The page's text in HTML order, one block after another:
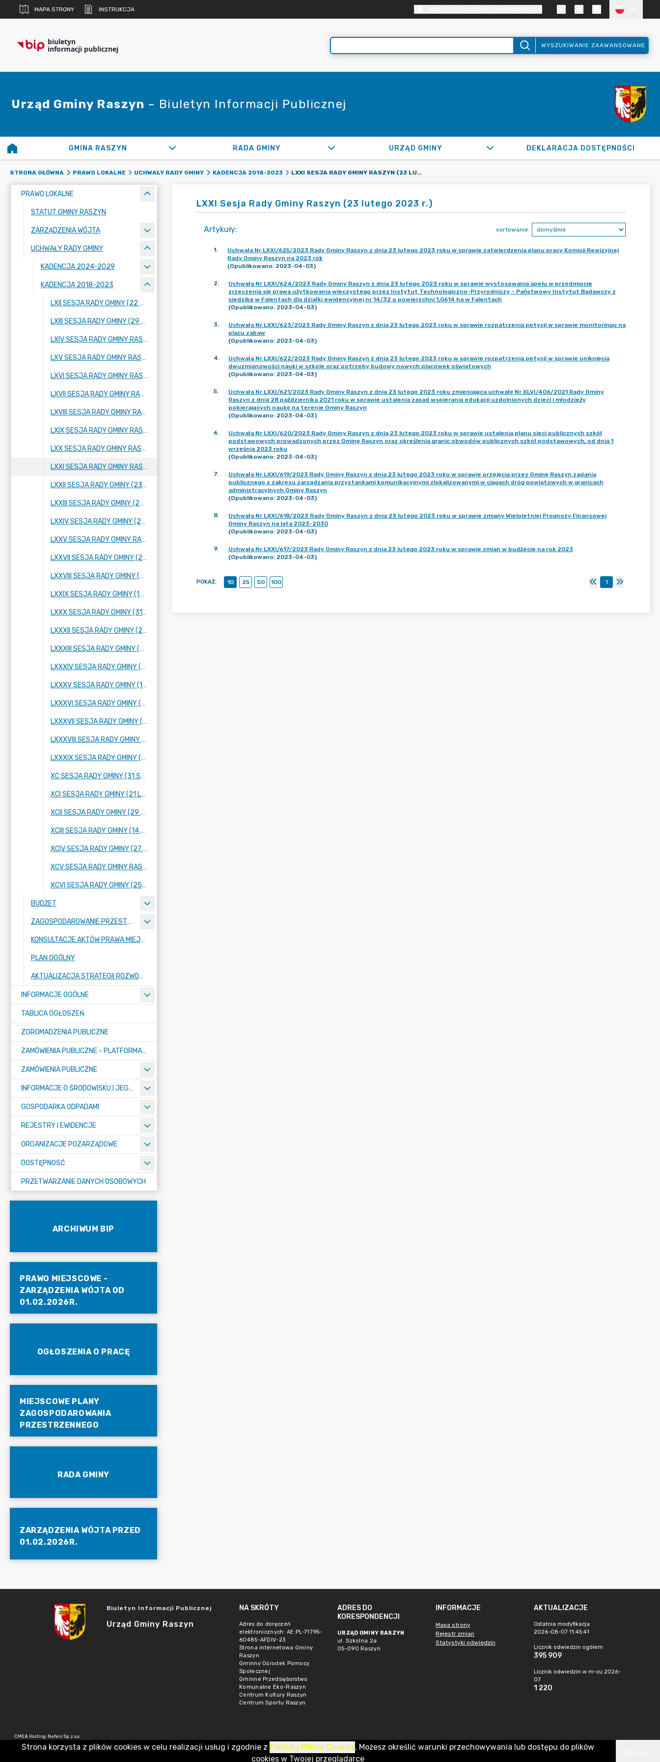
MAPA STRONY INSTRUKCJA
biuletyn
informacji publicznej WYSZUKIWANIE ZAAWANSOWANE
Urząd Gminy Raszyn – Biuletyn Informacji Publicznej
GMINA RASZYN RADA GMINY URZĄD GMINY DEKLARACJA DOSTĘPNOŚCI
STRONA GŁÓWNA PRAWO LOKALNE UCHWAŁY RADY GMINY KADENCJA 2018-2023 LXXI SESJA RADY GMINY RASZYN (23 LUTEGO 2023 R.)
PRAWO LOKALNE
STATUT GMINY RASZYN
ZARZĄDZENIA WÓJTA
UCHWAŁY RADY GMINY
KADENCJA 2024-2029
KADENCJA 2018-2023
LXII SESJA RADY GMINY (22 WRZEŚNIA 2022 ROKU)
LXIII SESJA RADY GMINY (29 WRZEŚNIA 2022 ROKU)
LXIV SESJA RADY GMINY RASZYN (20 PAŹDZIERNIKA 2022 ROKU)
LXV SESJA RADY GMINY RASZYN (17 LISTOPADA 2022 ROKU)
LXVI SESJA RADY GMINY RASZYN (29 LISTOPADA 2022 ROKU)
LXVII SESJA RADY GMINY RASZYN (08 GRUDNIA 2022 ROKU)
LXVIII SESJA RADY GMINY RASZYN (21 GRUDNIA 2022 ROKU)
LXIX SESJA RADY GMINY RASZYN (29 GRUDNIA 2022 ROKU)
LXX SESJA RADY GMINY RASZYN (26 STYCZNIA 2023 R.)
LXXI SESJA RADY GMINY RASZYN (23 LUTEGO 2023 R.)
LXXII SESJA RADY GMINY (23 MARCA 2023 R.)
LXXIII SESJA RADY GMINY (27 KWIETNIA 2023 R.)
LXXIV SESJA RADY GMINY (25 MAJA 2023 R.)
LXXV SESJA RADY GMINY RASZYN (2 CZERWCA 2023 R.)
LXXVII SESJA RADY GMINY (28 CZERWCA 2023 R.)
LXXVIII SESJA RADY GMINY (06 LIPCA 2023 ROKU)
LXXIX SESJA RADY GMINY (10 SIERPNIA 2023 R.)
LXXX SESJA RADY GMINY (31 SIERPNIA 2023 R.)
LXXXII SESJA RADY GMINY (22 WRZEŚNIA 2023 R.)
LXXXIII SESJA RADY GMINY (29 WRZEŚNIA 2023 R.)
LXXXIV SESJA RADY GMINY (25 PAŹDZIERNIKA 2023 R.)
LXXXV SESJA RADY GMINY (16 LISTOPADA 2023 R.)
LXXXVI SESJA RADY GMINY (28 LISTOPADA 2023 R.)
LXXXVII SESJA RADY GMINY (14 GRUDNIA 2023 R.)
LXXXVIII SESJA RADY GMINY (21 GRUDNIA 2023 R.)
LXXXIX SESJA RADY GMINY (12 STYCZNIA 2024 R.)
XC SESJA RADY GMINY (31 STYCZNIA 2024 R.)
XCI SESJA RADY GMINY (21 LUTEGO 2024 R.)
XCII SESJA RADY GMINY (29 LUTEGO 2024 R.)
XCIII SESJA RADY GMINY (14 MARCA 2024 ROKU)
XCIV SESJA RADY GMINY (27 MARCA 2024 ROKU)
XCV SESJA RADY GMINY RASZYN (4 KWIETNIA 2024 ROKU)
XCVI SESJA RADY GMINY (25 KWIETNIA 2024 ROKU)
BUDŻET
ZAGOSPODAROWANIE PRZESTRZENNE
KONSULTACJE AKTÓW PRAWA MIEJSCOWEGO I INNYCH AKTÓW PRAWNYCH
PLAN OGÓLNY
AKTUALIZACJA STRATEGII ROZWOJU GMINY RASZYN
INFORMACJE OGÓLNE
TABLICA OGŁOSZEŃ
ZGROMADZENIA PUBLICZNE
ZAMÓWIENIA PUBLICZNE - PLATFORMA ZAKUPOWA (OD 01.05.2025R.)
ZAMÓWIENIA PUBLICZNE
INFORMACJE O ŚRODOWISKU I JEGO OCHRONIE
GOSPODARKA ODPADAMI
REJESTRY I EWIDENCJE
ORGANIZACJE POZARZĄDOWE
DOSTĘPNOŚĆ
PRZETWARZANIE DANYCH OSOBOWYCH
ARCHIWUM BIP
PRAWO MIEJSCOWE -
ZARZĄDZENIA WÓJTA OD
01.02.2026R.
OGŁOSZENIA O PRACĘ
MIEJSCOWE PLANY
ZAGOSPODAROWANIA
PRZESTRZENNEGO
RADA GMINY
ZARZĄDZENIA WÓJTA PRZED
01.02.2026R.
LXXI Sesja Rady Gminy Raszyn (23 lutego 2023 r.)
Artykuły: sortowanie:
1.
Uchwała Nr LXXI/625/2023 Rady Gminy Raszyn z dnia 23 lutego 2023 roku w sprawie zatwierdzenia planu pracy Komisji Rewizyjnej
Rady Gminy Raszyn na 2023 rok
(Opublikowano: 2023-04-03)
2.
Uchwała Nr LXXI/624/2023 Rady Gminy Raszyn z dnia 23 lutego 2023 roku w sprawie wystosowania apelu w przedmiocie
zrzeczenia się prawa użytkowania wieczystego przez Instytut Technologiczno-Przyrodniczy – Państwowy Instytut Badawczy z
siedzibą w Falentach dla działki ewidencyjnej nr 14/32 o powierzchni 1,0614 ha w Falentach
(Opublikowano: 2023-04-03)
3.
Uchwała Nr LXXI/623/2023 Rady Gminy Raszyn z dnia 23 lutego 2023 roku w sprawie rozpatrzenia petycji w sprawie monitoringu na
placu zabaw
(Opublikowano: 2023-04-03)
4.
Uchwała Nr LXXI/622/2023 Rady Gminy Raszyn z dnia 23 lutego 2023 roku w sprawie rozpatrzenia petycji w sprawie uniknięcia
dwuzmianowości nauki w szkole oraz potrzeby budowy nowych placówek oświatowych
(Opublikowano: 2023-04-03)
5.
Uchwała Nr LXXI/621/2023 Rady Gminy Raszyn z dnia 23 lutego 2023 roku zmieniająca uchwałę Nr XLVI/406/2021 Rady Gminy
Raszyn z dnia 28 października 2021 roku w sprawie ustalenia zasad wspierania edukacji uzdolnionych dzieci i młodzieży
pobierających naukę na terenie Gminy Raszyn
(Opublikowano: 2023-04-03)
6.
Uchwała Nr LXXI/620/2023 Rady Gminy Raszyn z dnia 23 lutego 2023 roku w sprawie ustalenia planu sieci publicznych szkół
podstawowych prowadzonych przez Gminę Raszyn oraz określenia granic obwodów publicznych szkół podstawowych, od dnia 1
września 2023 roku
(Opublikowano: 2023-04-03)
7.
Uchwała Nr LXXI/619/2023 Rady Gminy Raszyn z dnia 23 lutego 2023 roku w sprawie przejęcia przez Gminę Raszyn zadania
publicznego z zakresu zarządzania przystankami komunikacyjnymi zlokalizowanymi w ciągach dróg powiatowych w granicach
administracyjnych Gminy Raszyn
(Opublikowano: 2023-04-03)
8.
Uchwała Nr LXXI/618/2023 Rady Gminy Raszyn z dnia 23 lutego 2023 roku w sprawie zmiany Wieloletniej Prognozy Finansowej
Gminy Raszyn na lata 2023-2030
(Opublikowano: 2023-04-03)
9.
Uchwała Nr LXXI/617/2023 Rady Gminy Raszyn z dnia 23 lutego 2023 roku w sprawie zmian w budżecie na rok 2023
(Opublikowano: 2023-04-03)
POKAŻ: 10 25 50 100 1
Biuletyn Informacji Publicznej
Urząd Gminy Raszyn
NA SKRÓTY
Adres do doręczeń
elektronicznych: AE:PL-71795-
60485-AFDIV-23
Strona internetowa Gminy
Raszyn
Gminny Ośrodek Pomocy
Społecznej
Gminne Przedsięborstwo
Komunalne Eko-Raszyn
Centrum Kultury Raszyn
Centrum Sportu Raszyn
ADRES DO
KORESPONDENCJI
URZĄD GMINY RASZYN
ul. Szkolna 2a
05-090 Raszyn
INFORMACJE
Mapa strony
Rejestr zmian
Statystyki odwiedzin
AKTUALIZACJE
Ostatnia modyfikacja
2026-08-07 11:45:41
Licznik odwiedzin ogółem
395 909
Licznik odwiedzin w m-cu 2026-
07
1 220
CMS & Hosting: Nefeni Sp. z o.o.
Strona korzysta z plików cookies w celu realizacji usług i zgodnie z Polityką Plików Cookies. Możesz określić warunki przechowywania lub dostępu do plików
cookies w Twojej przeglądarce